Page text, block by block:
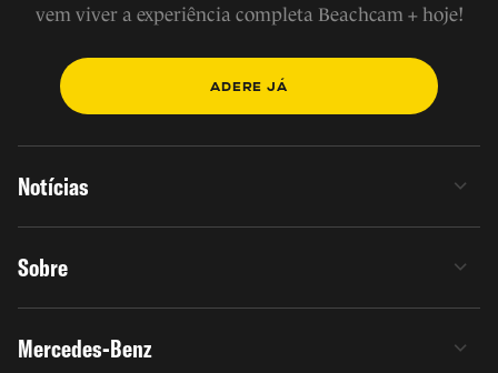
vem viver a experiência completa Beachcam + hoje!
ADERE JÁ
Notícias
Sobre
Mercedes-Benz